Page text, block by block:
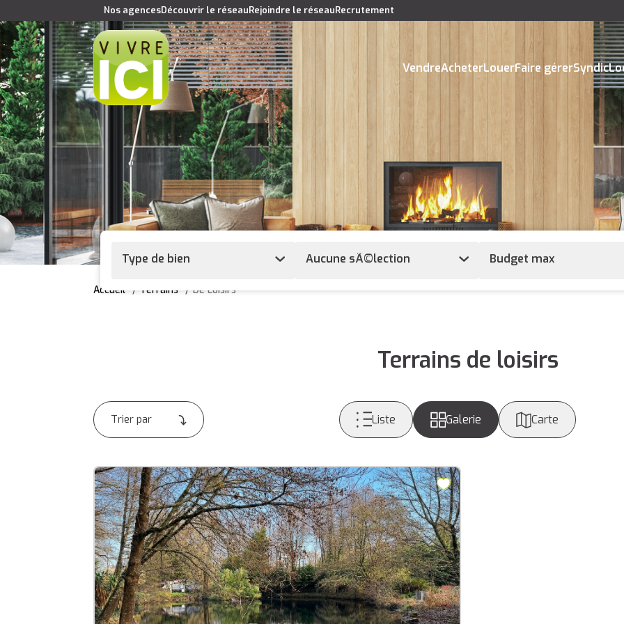
Nos agencesDécouvrir le réseauRejoindre le réseauRecrutement
VendreAcheterLouerFaire gérerSyndic
Type de bien Aucune sÃ©lection
Accueil Terrains De Loisirs
Terrains de loisirs
Liste Galerie Carte